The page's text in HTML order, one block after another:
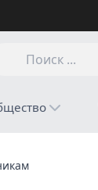
3 миллиона,